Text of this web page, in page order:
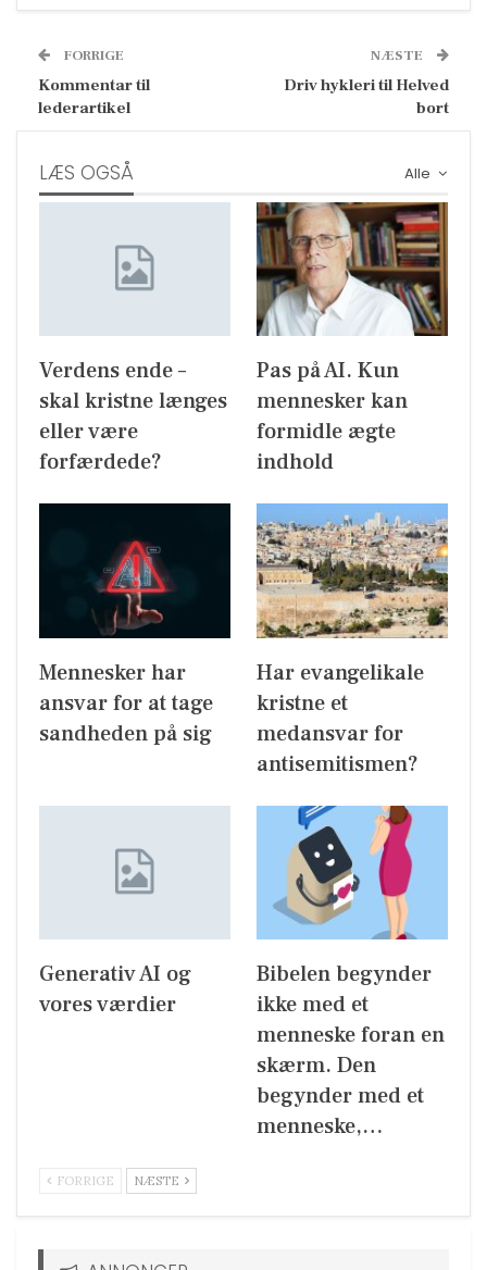
FORRIGE
Kommentar til
lederartikel
NÆSTE
Driv hykleri til Helved
bort
Alle
LÆS OGSÅ
Verdens ende –
skal kristne længes
eller være
forfærdede?
Pas på AI. Kun
mennesker kan
formidle ægte
indhold
Mennesker har
ansvar for at tage
sandheden på sig
Har evangelikale
kristne et
medansvar for
antisemitismen?
Generativ AI og
vores værdier
Bibelen begynder
ikke med et
menneske foran en
skærm. Den
begynder med et
menneske,…
FORRIGE NÆSTE